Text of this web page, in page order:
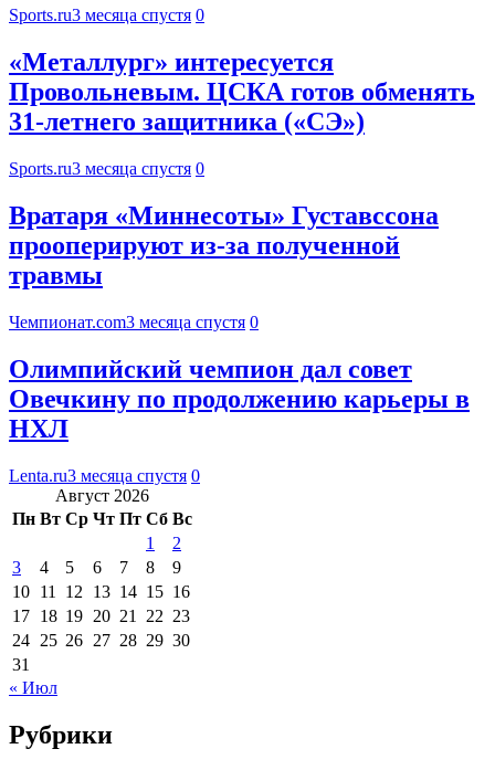
Sports.ru3 месяца спустя 0
«Металлург» интересуется
Провольневым. ЦСКА готов обменять
31-летнего защитника («СЭ»)
Sports.ru3 месяца спустя 0
Вратаря «Миннесоты» Густавссона
прооперируют из-за полученной
травмы
Чемпионат.com3 месяца спустя 0
Олимпийский чемпион дал совет
Овечкину по продолжению карьеры в
НХЛ
Lenta.ru3 месяца спустя 0
Август 2026
Пн Вт Ср Чт Пт Сб Вс
1
2
3
4 5 6 7 8
9
10 11 12 13 14 15 16
17 18 19 20 21 22 23
24 25 26 27 28 29 30
31
« Июл
Рубрики